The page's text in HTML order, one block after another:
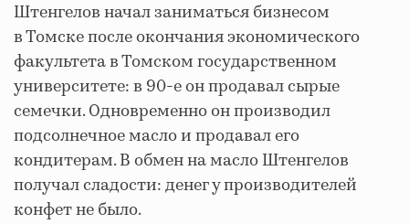
Штенгелов начал заниматься бизнесом
в Томске после окончания экономического
факультета в Томском государственном
университете: в 90-е он продавал сырые
семечки. Одновременно он производил
подсолнечное масло и продавал его
кондитерам. В обмен на масло Штенгелов
получал сладости: денег у производителей
конфет не было.